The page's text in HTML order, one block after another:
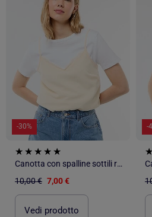
-30%
Canotta con spalline sottili regolabili e collo in pizzo
10,00 € 7,00 €
Vedi prodotto
-